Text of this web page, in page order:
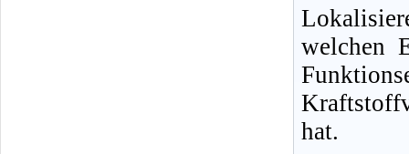
welchen
hat.